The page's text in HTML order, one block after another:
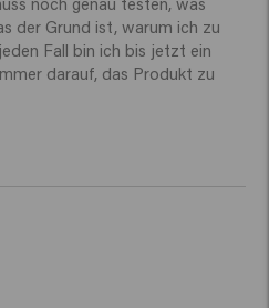
der Grund ist, warum ich zu
Fall bin ich bis jetzt ein
darauf, das Produkt zu